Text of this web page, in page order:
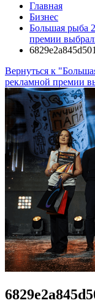
Главная
Бизнес
Большая рыба
премии
Вернуться к
рекламной премии